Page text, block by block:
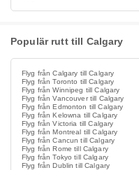
Populär rutt till Calgary
Flyg från Calgary till Calgary
Flyg från Toronto till Calgary
Flyg från Winnipeg till Calgary
Flyg från Vancouver till Calgary
Flyg från Edmonton till Calgary
Flyg från Kelowna till Calgary
Flyg från Victoria till Calgary
Flyg från Montreal till Calgary
Flyg från Cancun till Calgary
Flyg från Rome till Calgary
Flyg från Tokyo till Calgary
Flyg från Dublin till Calgary